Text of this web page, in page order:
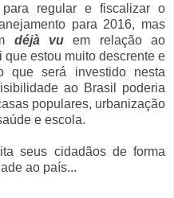
regular e fiscalizar o
para 2016, mas
déjà vuem relação ao
estou muito descrente e
que será investido nesta
ao Brasil poderia
populares, urbanização
e escola.
seus cidadãos de forma
ao país...